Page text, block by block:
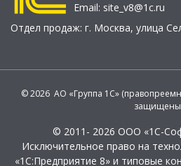
Email: site_v8@1c.ru
Отдел продаж: г. Москва, улица
© 2026 АО «Группа 1С»
защищены
© 2011- 2026 ООО «1С-
Исключительное право на
«1С:Предприятие 8» и типовые